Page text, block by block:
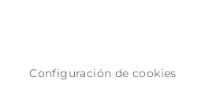
Configuración de cookies